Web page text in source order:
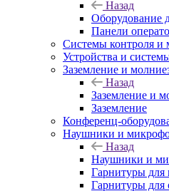
Назад
Панели
Системы контроля и
Устройства и
Заземление и
Назад
Заземление и
Заземление
Конференц-
Наушники и
Назад
Наушники и
Гарнитуры для
Гарнитуры для